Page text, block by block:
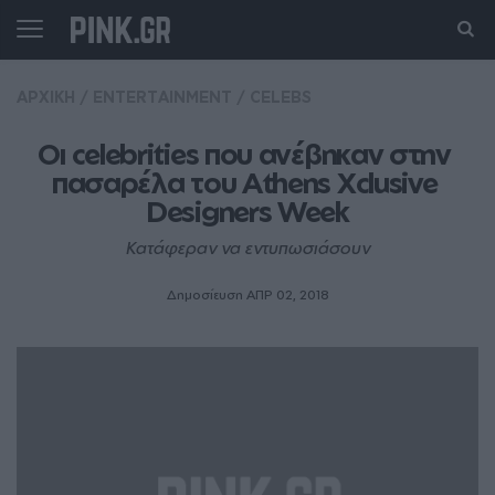
Οι celebrities που ανέβηκαν στην
πασαρέλα του Athens Xclusive
Designers Week
Κατάφεραν να εντυπωσιάσουν
Δημοσίευση ΑΠΡ 02, 2018